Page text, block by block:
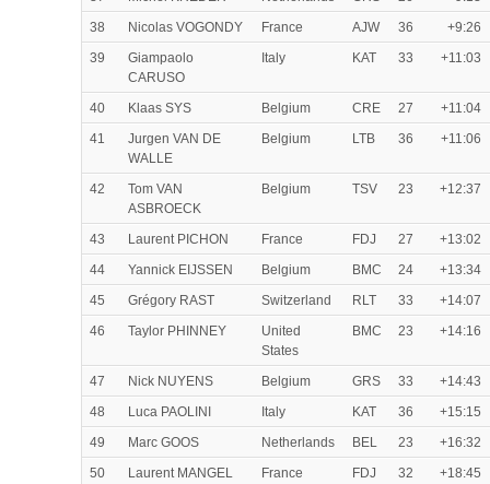
38
Nicolas VOGONDY France AJW 36
+9:26
39
Giampaolo
CARUSO
Italy KAT 33 +11:03
40 Klaas SYS Belgium CRE 27
+11:04
41
Jurgen VAN DE
WALLE
Belgium LTB 36 +11:06
42
Tom VAN
ASBROECK
Belgium TSV 23 +12:37
43 Laurent PICHON France FDJ 27
+13:02
44
Yannick EIJSSEN Belgium BMC 24
+13:34
45
Grégory RAST Switzerland RLT 33
+14:07
46
Taylor PHINNEY
United
States
BMC 23 +14:16
47 Nick NUYENS Belgium GRS 33
+14:43
48
Luca PAOLINI Italy KAT 36
+15:15
49
Marc GOOS Netherlands BEL 23
+16:32
50
Laurent MANGEL France FDJ 32
+18:45